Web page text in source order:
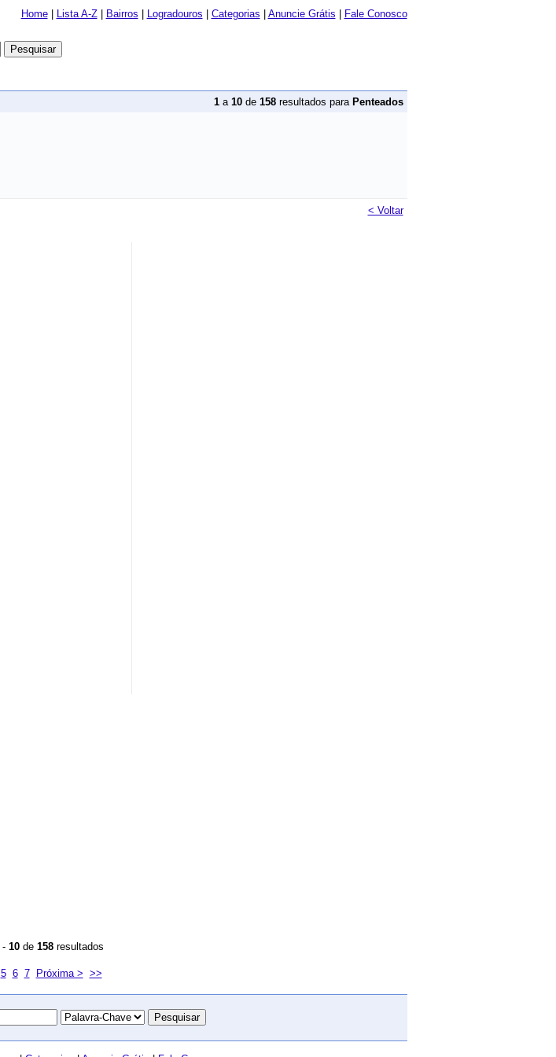
Home| Lista A-Z| Bairros Logradouros Categorias Anuncie Grátis Fale Conosco
1a 10de 158resultados para Penteados
< Voltar
- 10 de 158 resultados
5 6 7 Próxima > >>